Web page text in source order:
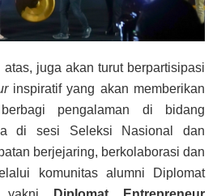
juga akan turut berpartisipasi
inspiratif yang akan memberikan
pengalaman di bidang
di sesi Seleksi Nasional dan
berjejaring, berkolaborasi dan
komunitas alumni Diplomat